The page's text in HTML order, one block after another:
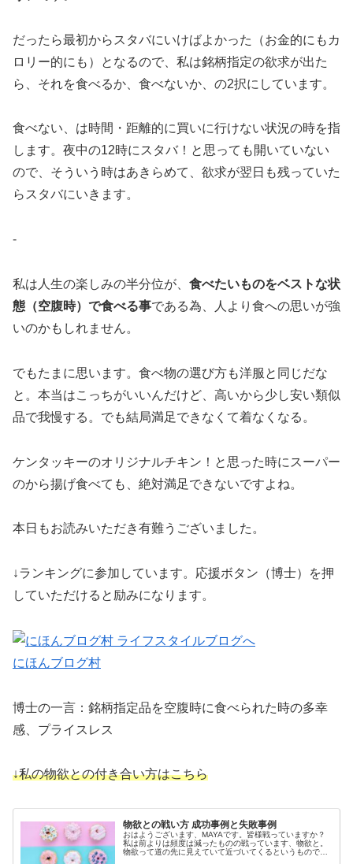
だったら最初からスタバにいけばよかった（お金的にもカ
ロリー的にも）となるので、私は銘柄指定の欲求が出た
ら、それを食べるか、食べないか、の2択にしています。
食べない、は時間・距離的に買いに行けない状況の時を指
します。夜中の12時にスタバ！と思っても開いていない
ので、そういう時はあきらめて、欲求が翌日も残っていた
らスタバにいきます。
‐
私は人生の楽しみの半分位が、 食べたいものをベストな状
態（空腹時）で食べる事である為、人より食への思いが強
いのかもしれません。
でもたまに思います。食べ物の選び方も洋服と同じだな
と。本当はこっちがいいんだけど、高いから少し安い類似
品で我慢する。でも結局満足できなくて着なくなる。
ケンタッキーのオリジナルチキン！と思った時にスーパー
のから揚げ食べても、絶対満足できないですよね。
本日もお読みいただき有難うございました。
↓ランキングに参加しています。応援ボタン（博士）を押
していただけると励みになります。
にほんブログ村
博士の一言：銘柄指定品を空腹時に食べられた時の多幸
感、プライスレス
↓私の物欲との付き合い方はこちら
物欲との戦い方 成功事例と失敗事例
おはようございます、MAYAです。皆様戦っていますか？
私は前よりは頻度は減ったものの戦っています、物欲と。
物欲って道の先に見えていて近づいてくるというものでは